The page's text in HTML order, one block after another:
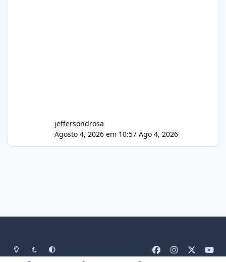
jeffersondrosa
Agosto 4, 2026 em 10:57 Ago 4, 2026
Light ModeDark ModeSystem Preference
a
n
o